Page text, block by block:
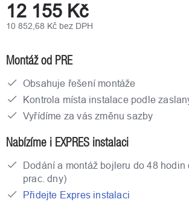
12 155 Kč
10 852,68 Kč bez DPH
Montáž od PRE
Obsahuje řešení montáže
Kontrola místa instalace podle
Vyřídíme za vás změnu sazby
Nabízíme i EXPRES instalaci
Dodání a montáž bojleru do 48 hodin
prac. dny)
Přidejte Expres instalaci